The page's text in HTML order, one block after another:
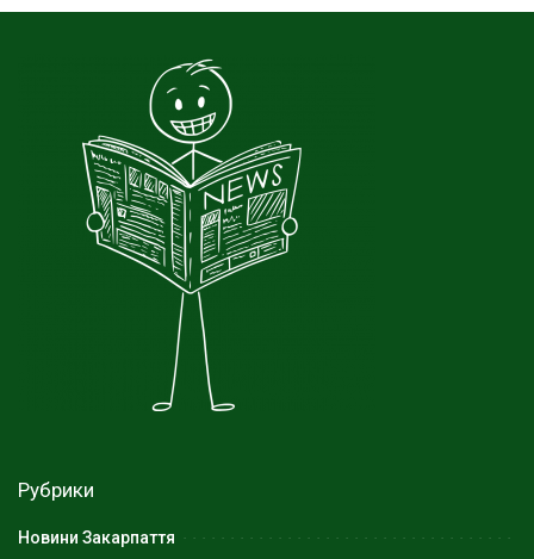
Рубрики
Новини Закарпаття